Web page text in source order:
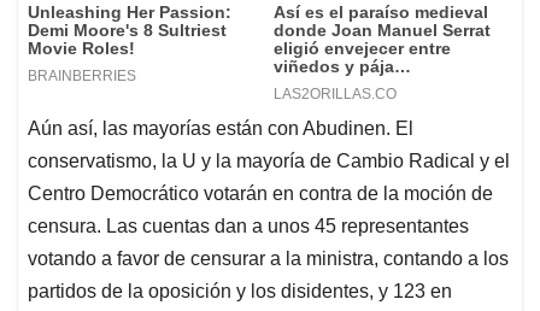
Aún así, las mayorías están con Abudinen. El
conservatismo, la U y la mayoría de Cambio Radical y el
Centro Democrático votarán en contra de la moción de
censura. Las cuentas dan a unos 45 representantes
votando a favor de censurar a la ministra, contando a los
partidos de la oposición y los disidentes, y 123 en